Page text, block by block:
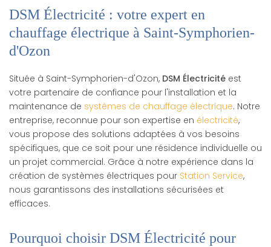
DSM Électricité : votre expert en
chauffage électrique à Saint-Symphorien-
d'Ozon
Située à Saint-Symphorien-d'Ozon, DSM Électricité est
votre partenaire de confiance pour l'installation et la
maintenance de systèmes de chauffage électrique. Notre
entreprise, reconnue pour son expertise en électricité,
vous propose des solutions adaptées à vos besoins
spécifiques, que ce soit pour une résidence individuelle ou
un projet commercial. Grâce à notre expérience dans la
création de systèmes électriques pour Station Service,
nous garantissons des installations sécurisées et
efficaces.
Pourquoi choisir DSM Électricité pour